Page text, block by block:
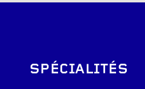
SPÉCIALITÉS